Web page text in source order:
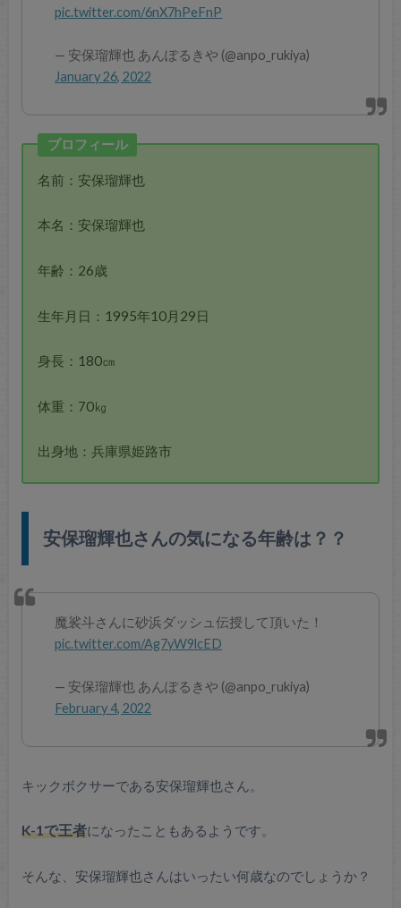
pic.twitter.com/6nX7hPeFnP
— 安保瑠輝也 あんぽるきや (@anpo_rukiya)
January 26, 2022
プロフィール
名前：安保瑠輝也
本名：安保瑠輝也
年齢：26歳
生年月日：1995年10月29日
身長：180㎝
体重：70㎏
出身地：兵庫県姫路市
安保瑠輝也さんの気になる年齢は？？
魔裟斗さんに砂浜ダッシュ伝授して頂いた！
pic.twitter.com/Ag7yW9lcED
— 安保瑠輝也 あんぽるきや (@anpo_rukiya)
February 4, 2022
キックボクサーである安保瑠輝也さん。
K-1で王者になったこともあるようです。
そんな、安保瑠輝也さんはいったい何歳なのでしょうか？